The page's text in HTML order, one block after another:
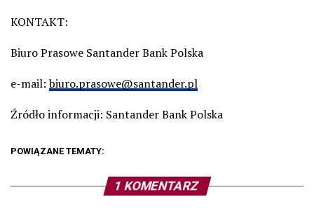
KONTAKT:
Biuro Prasowe Santander Bank Polska
e-mail:biuro.prasowe@santander.pl
Źródło informacji: Santander Bank Polska
POWIĄZANE TEMATY:
1 KOMENTARZ